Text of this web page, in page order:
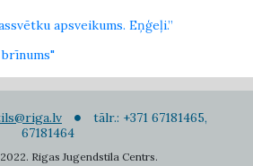
apsveikums. Eņģeļi.”
tālr.: +371 67181465,
67181464
Rigas Jugendstila Centrs.